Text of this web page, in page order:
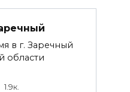
в г. Заречный
области
1.9к.